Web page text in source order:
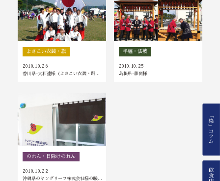
よさこい衣装・旗
2010.10.26
香川県-大和連様（よさこい衣装・踊…
半纏・法被
2010.10.25
島根県-藤間様
のれん・日除けのれん
2010.10.22
沖縄県のヤングリーフ株式会社様の暖…